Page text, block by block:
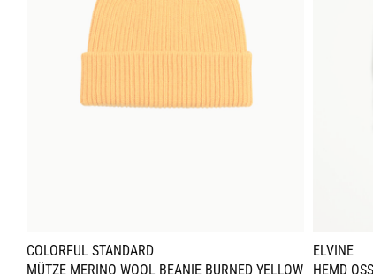
COLORFUL STANDARD
MÜTZE MERINO WOOL BEANIE BURNED YELLOW
ELVINE
HEMD